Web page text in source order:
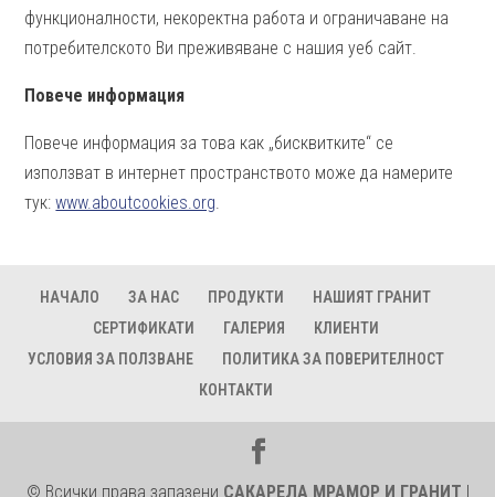
функционалности, некоректна работа и ограничаване на
потребителското Ви преживяване с нашия уеб сайт.
Повече информация
Повече информация за това как „бисквитките“ се
използват в интернет пространството може да намерите
тук:www.aboutcookies.org.
НАЧАЛО ЗА НАС ПРОДУКТИ
НАШИЯТ ГРАНИТ
СЕРТИФИКАТИ
ГАЛЕРИЯ
КЛИЕНТИ
УСЛОВИЯ ЗА ПОЛЗВАНЕ
ПОЛИТИКА ЗА ПОВЕРИТЕЛНОСТ
КОНТАКТИ
© Всички права запазени САКАРЕЛА МРАМОР И ГРАНИТ |